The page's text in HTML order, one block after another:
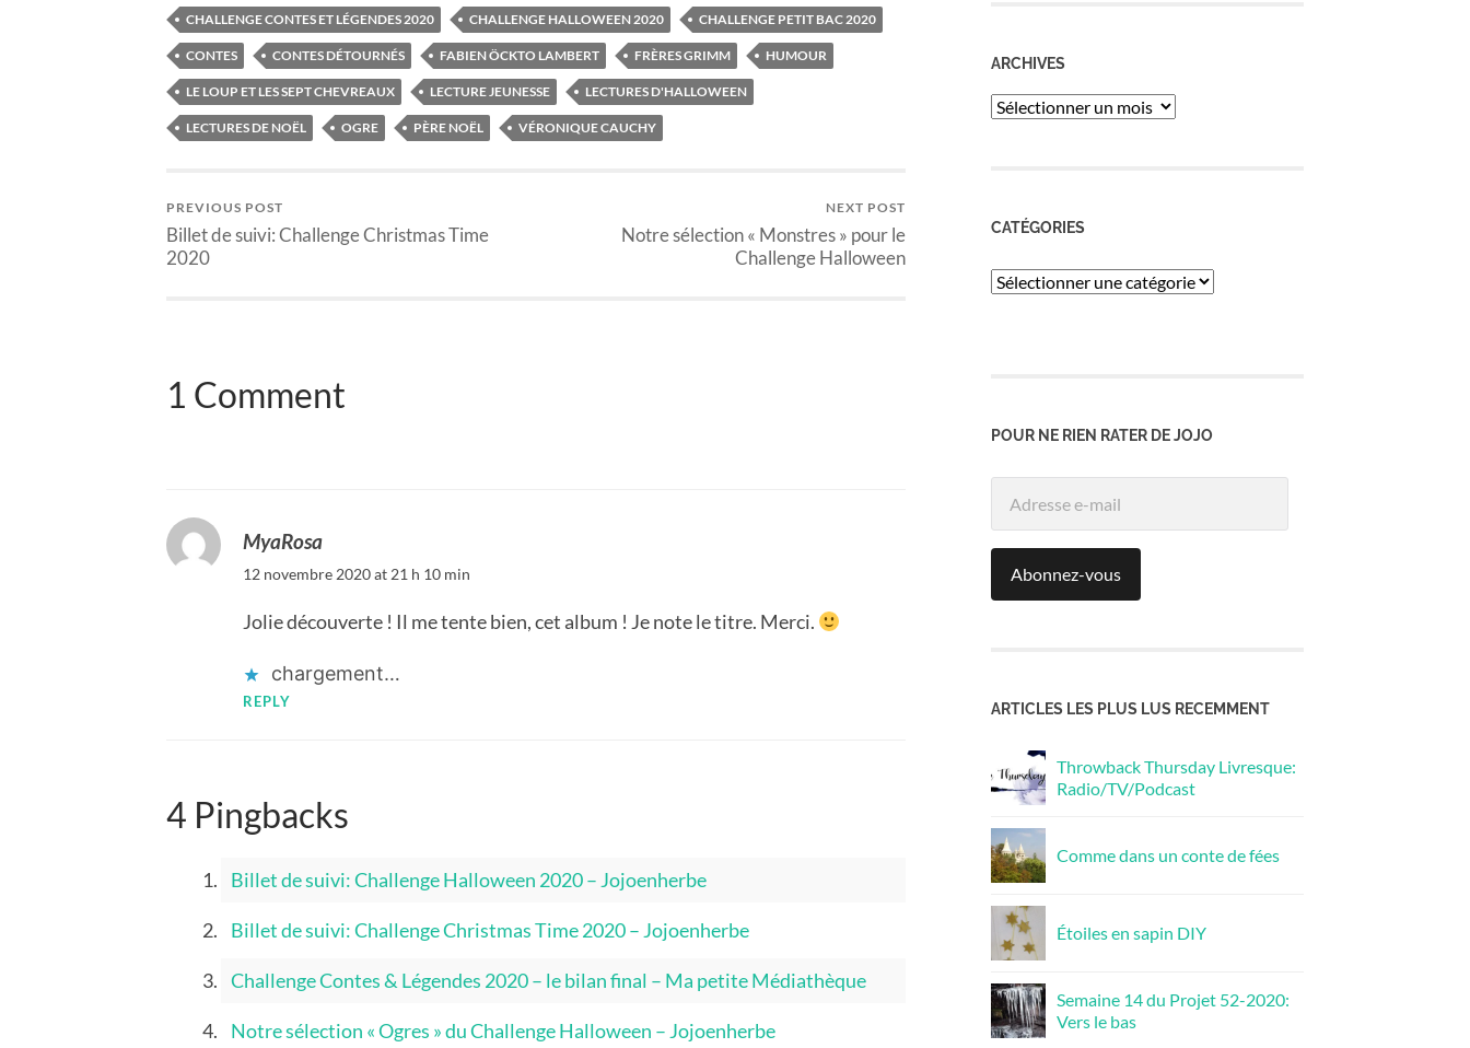
CHALLENGE CONTES ET LÉGENDES 2020 CHALLENGE HALLOWEEN 2020 CHALLENGE PETIT BAC 2020
CONTES CONTES DÉTOURNÉS FABIEN ÖCKTO LAMBERT FRÈRES GRIMM HUMOUR
LE LOUP ET LES SEPT CHEVREAUX LECTURE JEUNESSE LECTURES D'HALLOWEEN
LECTURES DE NOËL OGRE PÈRE NOËL VÉRONIQUE CAUCHY
PREVIOUS POST
Billet de suivi: Challenge Christmas Time
2020
NEXT POST
Notre sélection « Monstres » pour le
Challenge Halloween
1 Comment
MyaRosa
12 novembre 2020 at 21 h 10 min
Jolie découverte ! Il me tente bien, cet album ! Je note le titre. Merci.
chargement…
REPLY
4 Pingbacks
Billet de suivi: Challenge Halloween 2020 – Jojoenherbe
Billet de suivi: Challenge Christmas Time 2020 – Jojoenherbe
Challenge Contes & Légendes 2020 – le bilan final – Ma petite Médiathèque
Notre sélection « Ogres » du Challenge Halloween – Jojoenherbe
ARCHIVES
ARCHIVES
CATÉGORIES
Catégories
POUR NE RIEN RATER DE JOJO
Abonnez-vous
ARTICLES LES PLUS LUS RECEMMENT
Throwback Thursday Livresque:
Radio/TV/Podcast
Comme dans un conte de fées
Étoiles en sapin DIY
Semaine 14 du Projet 52-2020:
Vers le bas